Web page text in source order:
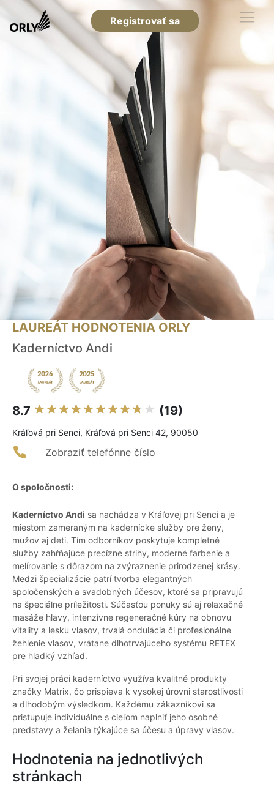
Registrovať sa
LAUREÁT HODNOTENIA ORLY
Kaderníctvo Andi
8.7 (19)
Kráľová pri Senci, Kráľová pri Senci 42, 90050
Zobraziť telefónne číslo
O spoločnosti:
Kaderníctvo Andi sa nachádza v Kráľovej pri Senci a je
miestom zameraným na kadernícke služby pre ženy,
mužov aj deti. Tím odborníkov poskytuje kompletné
služby zahŕňajúce precízne strihy, moderné farbenie a
melírovanie s dôrazom na zvýraznenie prirodzenej krásy.
Medzi špecializácie patrí tvorba elegantných
spoločenských a svadobných účesov, ktoré sa pripravujú
na špeciálne príležitosti. Súčasťou ponuky sú aj relaxačné
masáže hlavy, intenzívne regeneračné kúry na obnovu
vitality a lesku vlasov, trvalá ondulácia či profesionálne
žehlenie vlasov, vrátane dlhotrvajúceho systému RETEX
pre hladký vzhľad.
Pri svojej práci kaderníctvo využíva kvalitné produkty
značky Matrix, čo prispieva k vysokej úrovni starostlivosti
a dlhodobým výsledkom. Každému zákazníkovi sa
pristupuje individuálne s cieľom naplniť jeho osobné
predstavy a želania týkajúce sa účesu a úpravy vlasov.
Hodnotenia na jednotlivých
stránkach